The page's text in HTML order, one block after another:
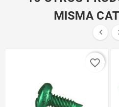
MISMA

favorite_border